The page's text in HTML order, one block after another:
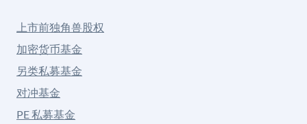
上市前独角兽股权
加密货币基金
另类私募基金
对冲基金
PE 私募基金